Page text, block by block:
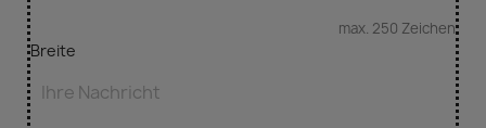
max. 250 Zeichen
Breite